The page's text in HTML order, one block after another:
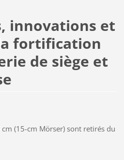
innovations et
fortification
de siège et
(15-cm Mörser) sont retirés du